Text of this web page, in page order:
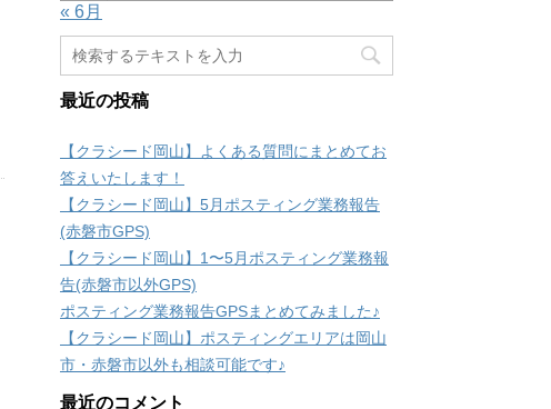
« 6月
最近の投稿
【クラシード岡山】よくある質問にまとめてお
答えいたします！
【クラシード岡山】5月ポスティング業務報告
(赤磐市GPS)
【クラシード岡山】1〜5月ポスティング業務報
告(赤磐市以外GPS)
ポスティング業務報告GPSまとめてみました♪
【クラシード岡山】ポスティングエリアは岡山
市・赤磐市以外も相談可能です♪
最近のコメント